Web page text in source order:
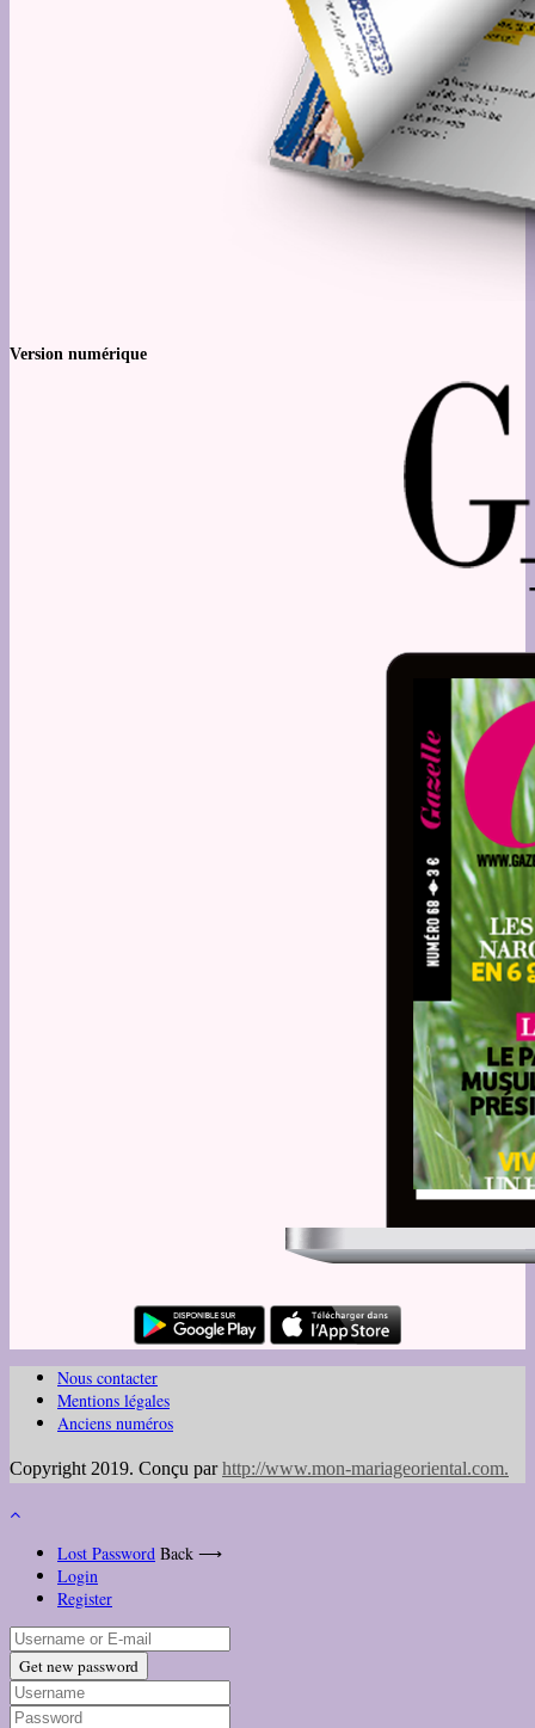
Version numérique
Nous contacter
Mentions légales
Anciens numéros
Copyright 2019. Conçu parhttp://www.mon-mariageoriental.com.
Lost Password Back ⟶
Login
Register
Get new password